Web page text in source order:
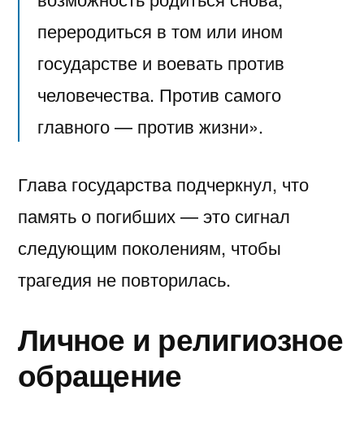
переродиться в том или ином
государстве и воевать против
человечества. Против самого
главного — против жизни».
Глава государства подчеркнул, что
память о погибших — это сигнал
следующим поколениям, чтобы
трагедия не повторилась.
Личное и религиозное
обращение